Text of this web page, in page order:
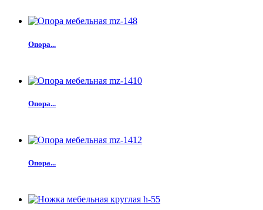
Опора...
Опора...
Опора...